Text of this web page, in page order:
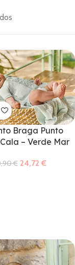
Braga Punto
– Verde Mar
€ 24,72€